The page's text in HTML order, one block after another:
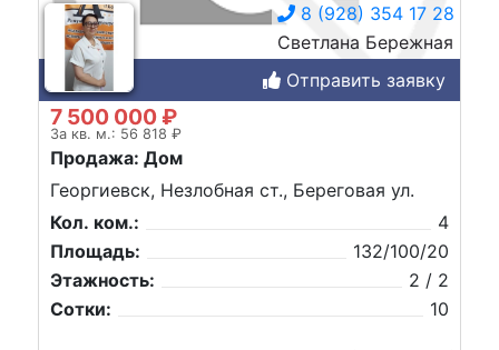
8 (928) 354 17 28
Светлана Бережная
Отправить заявку
7 500 000 ₽
За кв. м.: 56 818 ₽
Продажа: Дом
Георгиевск, Незлобная ст., Береговая ул.
Кол. ком.:
4
Площадь:
132/100/20
Этажность:
2 / 2
Сотки:
10